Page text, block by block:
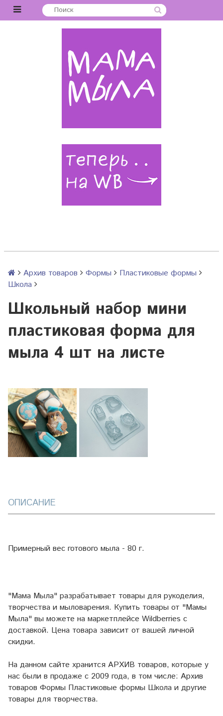
Архив товаров Формы
Пластиковые формы
Школа
Школьный набор мини
пластиковая форма для
мыла 4 шт на листе
ОПИСАНИЕ
Примерный вес готового мыла - 80 г.
"Мама Мыла" разрабатывает товары для рукоделия,
творчества и мыловарения. Купить товары от "Мамы
Мыла" вы можете на маркетплейсе Wildberries с
доставкой. Цена товара зависит от вашей личной
скидки.
На данном сайте хранится АРХИВ товаров, которые у
нас были в продаже с 2009 года, в том числе: Архив
товаров Формы Пластиковые формы Школа и другие
товары для творчества.